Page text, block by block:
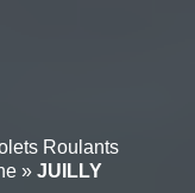
Roulants
» JUILLY